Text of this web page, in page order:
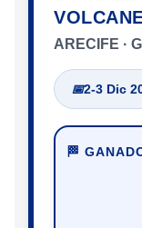
ARECIFE ·
📅2-3 Dic
🏁